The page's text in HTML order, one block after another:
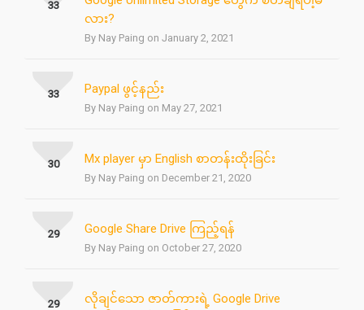
လား?
By Nay Paing on January 2, 2021
33
Paypal ဖွင့်နည်း
By Nay Paing on May 27, 2021
33
Mx player မှာ English စာတန်းထိုးခြင်း
By Nay Paing on December 21, 2020
30
Google Share Drive ကြည့်ရန်
By Nay Paing on October 27, 2020
29
လိုချင်သော ဇာတ်ကားရဲ့ Google Drive
29